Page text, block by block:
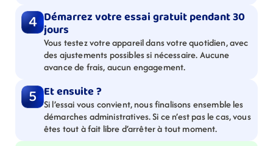
4 Démarrez votre essai gratuit pendant 30
jours
Vous testez votre appareil dans votre quotidien, avec
des ajustements possibles si nécessaire. Aucune
avance de frais, aucun engagement.
5 Et ensuite ?
Si l’essai vous convient, nous finalisons ensemble les
démarches administratives. Si ce n’est pas le cas, vous
êtes tout à fait libre d’arrêter à tout moment.